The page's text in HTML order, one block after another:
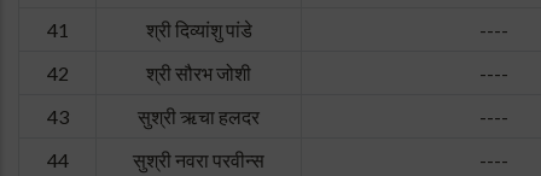
41
श्री दिव्यांशु पांडे
----
42
श्री सौरभ जोशी
----
43
सुश्री ऋचा हलदर
----
44
सुश्री नवरा परवीन्स
----